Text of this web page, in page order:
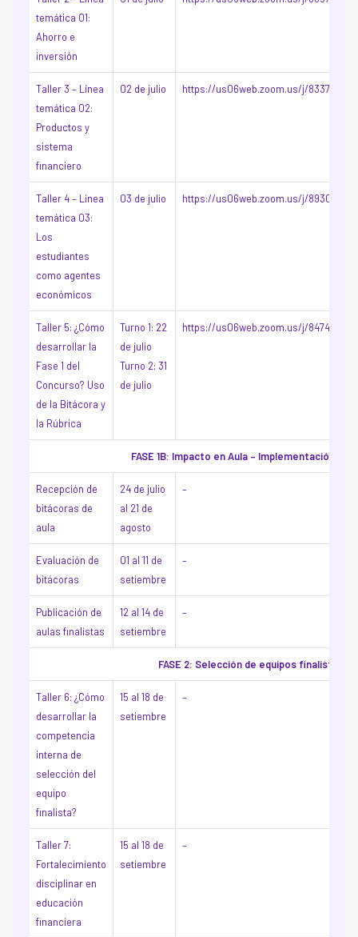
temática 01:
Ahorro e
inversión
Taller 3 – Línea
temática 02:
Productos y
sistema
financiero
02 de julio https://us06web.zoom.us/j/
Taller 4 – Línea
temática 03:
Los
estudiantes
como agentes
económicos
03 de julio https://us06web.zoom.us/j/
Taller 5: ¿Cómo
desarrollar la
Fase 1 del
Concurso? Uso
de la Bitácora y
la Rúbrica
Turno 1: 22
de julio
Turno 2: 31
de julio
https://us06web.zoom.us/j/
FASE 1B: Impacto en Aula – Implementación en
Recepción de
bitácoras de
aula
24 de julio
al 21 de
agosto
–
Evaluación de
bitácoras
01 al 11 de
setiembre
–
Publicación de
aulas finalistas
12 al 14 de
setiembre
–
FASE 2: Selección de equipos finalistas
Taller 6: ¿Cómo
desarrollar la
competencia
interna de
selección del
equipo
finalista?
15 al 18 de
setiembre
–
Taller 7:
Fortalecimiento
disciplinar en
educación
financiera
15 al 18 de
setiembre
–